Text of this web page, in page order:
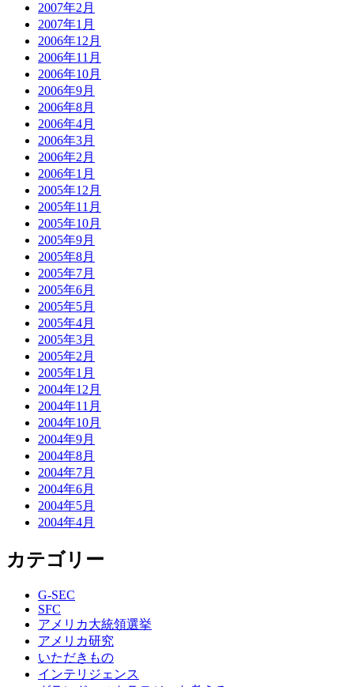
2007年2月
2007年1月
2006年12月
2006年11月
2006年10月
2006年9月
2006年8月
2006年4月
2006年3月
2006年2月
2006年1月
2005年12月
2005年11月
2005年10月
2005年9月
2005年8月
2005年7月
2005年6月
2005年5月
2005年4月
2005年3月
2005年2月
2005年1月
2004年12月
2004年11月
2004年10月
2004年9月
2004年8月
2004年7月
2004年6月
2004年5月
2004年4月
カテゴリー
G-SEC
SFC
アメリカ大統領選挙
アメリカ研究
いただきもの
インテリジェンス